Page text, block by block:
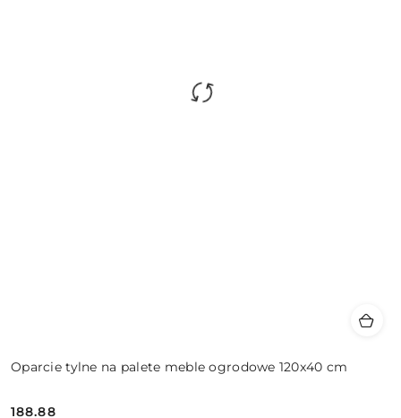
Oparcie tylne na palete meble ogrodowe 120x40 cm
188.88